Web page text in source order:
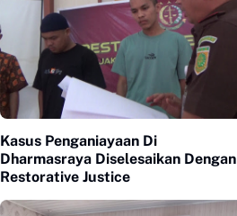
Kasus Penganiayaan Di
Dharmasraya Diselesaikan Dengan
Restorative Justice